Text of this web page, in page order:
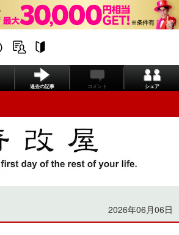
過去の記事 コメント シェア
2026年06月06日